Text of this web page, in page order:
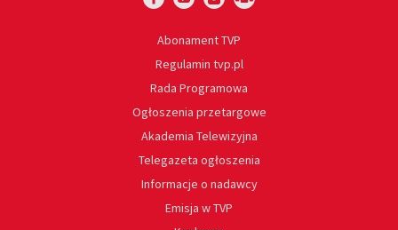
Abonament TVP
Regulamin tvp.pl
Rada Programowa
Ogłoszenia przetargowe
Akademia Telewizyjna
Telegazeta ogłoszenia
Informacje o nadawcy
Emisja w TVP